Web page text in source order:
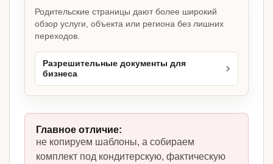
Родительские страницы дают более широкий
обзор услуги, объекта или региона без лишних
переходов.
Разрешительные документы для
бизнеса
Главное отличие:
не копируем шаблоны, а собираем
комплект под кондитерскую, фактическую